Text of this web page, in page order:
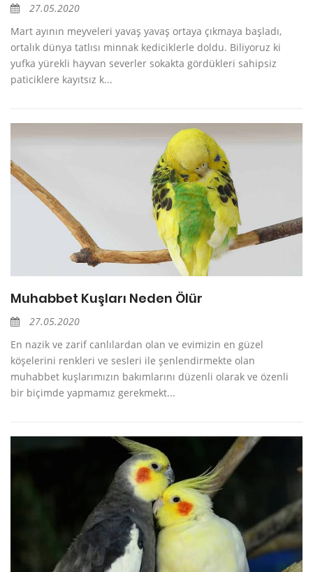
27.05.2020
Mart ayının meyveleri yavaş yavaş ortaya çıkmaya başladı,
ortalık dünya tatlısı minnak kediciklerle doldu. Biliyoruz ki
yufka yürekli hayvan severler sokakta gördükleri sahipsiz
paticiklere kayıtsız k...
Muhabbet Kuşları Neden Ölür
27.05.2020
En nazik ve zarif canlılardan olan ve evimizin en güzel
köşelerini renkleri ve sesleri ile şenlendirmekte olan
muhabbet kuşlarımızın bakımlarını düzenli olarak ve özenli
bir biçimde yapmamız gerekmekt...